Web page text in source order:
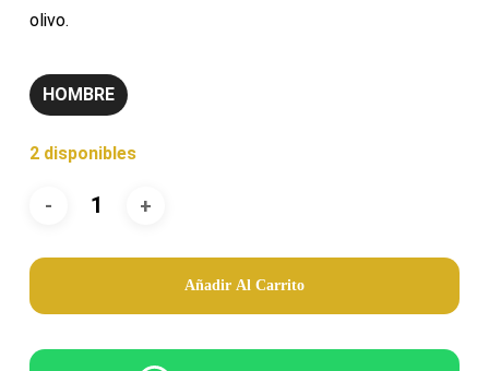
olivo.
HOMBRE
2 disponibles
Añadir Al Carrito